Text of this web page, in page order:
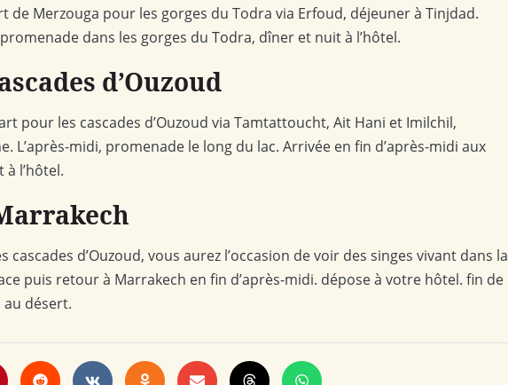
de Merzouga pour les gorges du Todra via Erfoud, déjeuner à Tinjdad.
dans les gorges du Todra, dîner et nuit à l’hôtel.
d’Ouzoud
pour les cascades d’Ouzoud via Tamtattoucht, Ait Hani et Imilchil,
L’après-midi, promenade le long du lac. Arrivée en fin d’après-midi aux
à l’hôtel.
d’Ouzoud, vous aurez l’occasion de voir des singes vivant dans la
puis retour à Marrakech en fin d’après-midi. dépose à votre hôtel. fin de
désert.